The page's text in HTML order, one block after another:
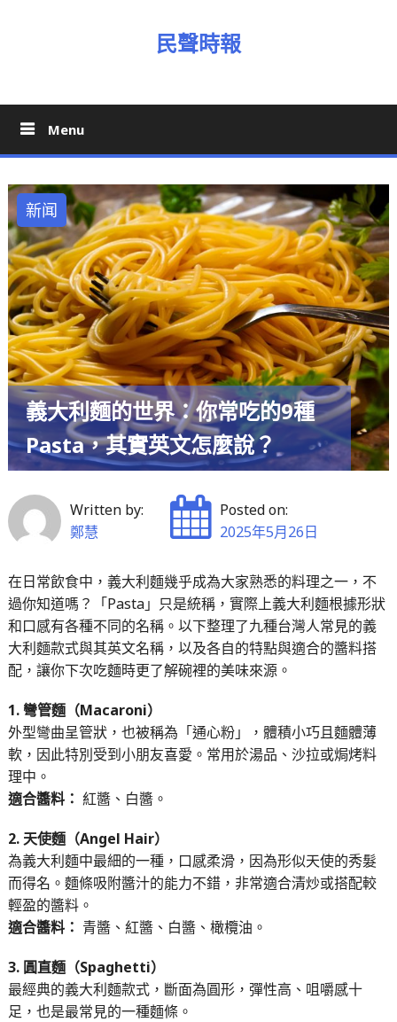
民聲時報
Menu
新闻
義大利麵的世界：你常吃的9種
Pasta，其實英文怎麼說？
Written by:
鄭慧
Posted on:
2025年5月26日
在日常飲食中，義大利麵幾乎成為大家熟悉的料理之一，不
過你知道嗎？「Pasta」只是統稱，實際上義大利麵根據形狀
和口感有各種不同的名稱。以下整理了九種台灣人常見的義
大利麵款式與其英文名稱，以及各自的特點與適合的醬料搭
配，讓你下次吃麵時更了解碗裡的美味來源。
1. 彎管麵（Macaroni）
外型彎曲呈管狀，也被稱為「通心粉」，體積小巧且麵體薄
軟，因此特別受到小朋友喜愛。常用於湯品、沙拉或焗烤料
理中。
適合醬料： 紅醬、白醬。
2. 天使麵（Angel Hair）
為義大利麵中最細的一種，口感柔滑，因為形似天使的秀髮
而得名。麵條吸附醬汁的能力不錯，非常適合清炒或搭配較
輕盈的醬料。
適合醬料： 青醬、紅醬、白醬、橄欖油。
3. 圓直麵（Spaghetti）
最經典的義大利麵款式，斷面為圓形，彈性高、咀嚼感十
足，也是最常見的一種麵條。